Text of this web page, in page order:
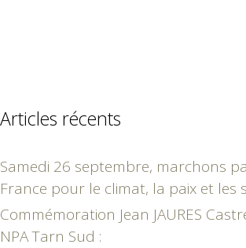
Articles récents
Samedi 26 septembre, marchons
France pour le climat, la paix et les
Commémoration Jean JAURES
NPA Tarn Sud :